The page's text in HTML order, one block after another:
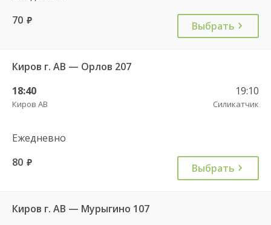
70 руб. Выбрать
Киров г. АВ — Орлов 207
18:40
Киров АВ
19:10
Силикатчик
Ежедневно
80 руб. Выбрать
Киров г. АВ — Мурыгино 107